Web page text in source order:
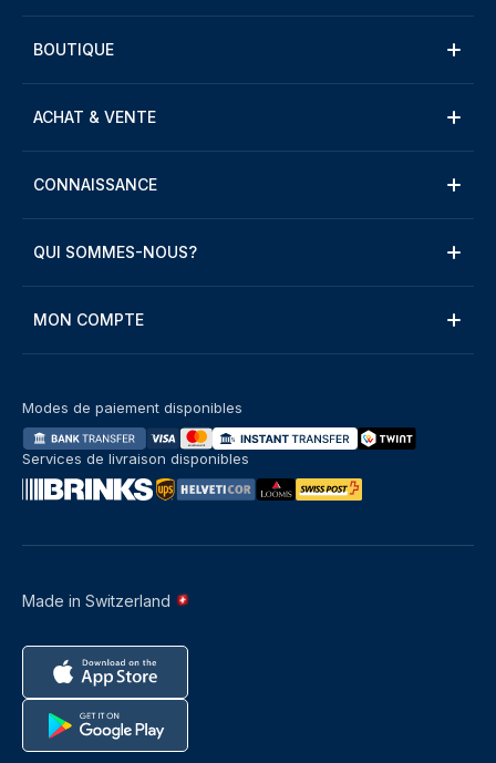
BOUTIQUE
ACHAT & VENTE
CONNAISSANCE
QUI SOMMES-NOUS?
MON COMPTE
Made in Switzerland
Modes de paiement disponibles
Services de livraison disponibles